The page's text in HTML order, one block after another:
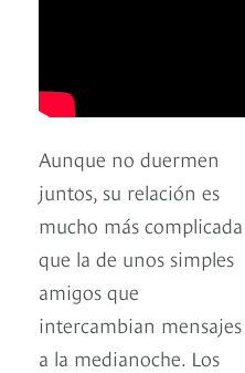
Aunque no duermen
juntos, su relación es
mucho más complicada
que la de unos simples
amigos que
intercambian mensajes
a la medianoche. Los